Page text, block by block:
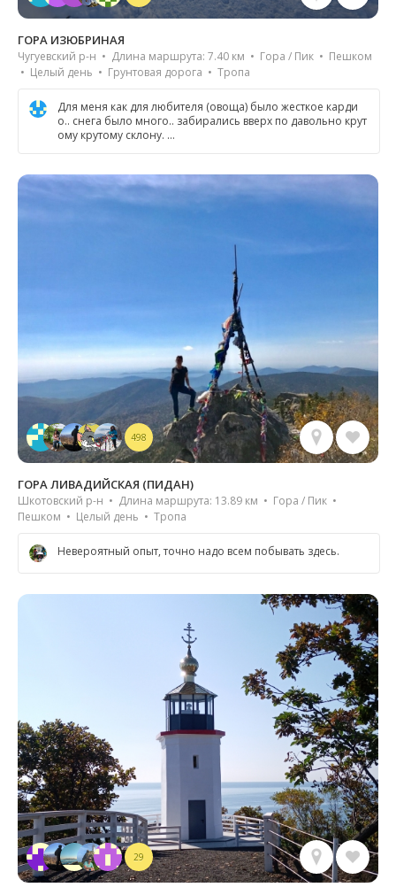
ГОРА ИЗЮБРИНАЯ
Чугуевский р-н • Длина маршрута: 7.40 км • Гора / Пик • Пешком
• Целый день • Грунтовая дорога • Тропа
Для меня как для любителя (овоща) было жесткое карди
о.. снега было много.. забирались вверх по давольно крут
ому крутому склону. …
498
ГОРА ЛИВАДИЙСКАЯ (ПИДАН)
Шкотовский р-н • Длина маршрута: 13.89 км • Гора / Пик •
Пешком • Целый день • Тропа
Невероятный опыт, точно надо всем побывать здесь.
29